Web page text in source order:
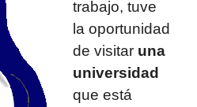
trabajo, tuve
la oportunidad
de visitar una
universidad
que está